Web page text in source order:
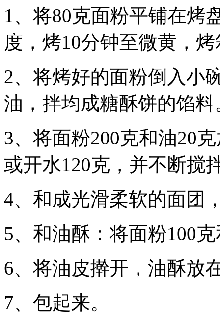
1、将80克面粉平铺在烤
度，烤10分钟至微黄，
2、将烤好的面粉倒入小
油，拌均成糖酥饼的馅料
3、将面粉200克和油20
或开水120克，并不断搅
4、和成光滑柔软的面团
5、和油酥：将面粉100
6、将油皮擀开，油酥放
7、包起来。